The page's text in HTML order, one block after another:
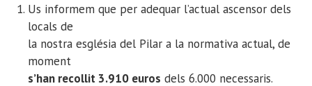
Us informem que per adequar l’actual ascensor dels
locals de
la nostra església del Pilar a la normativa actual, de
moment
s’han recollit 3.910 euros dels 6.000 necessaris.